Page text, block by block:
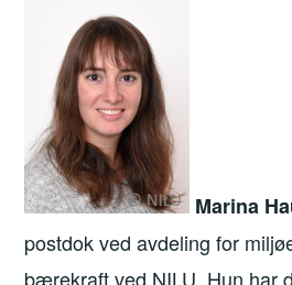
Marina
postdok ved avdeling for
bærekraft ved NILU. Hun har